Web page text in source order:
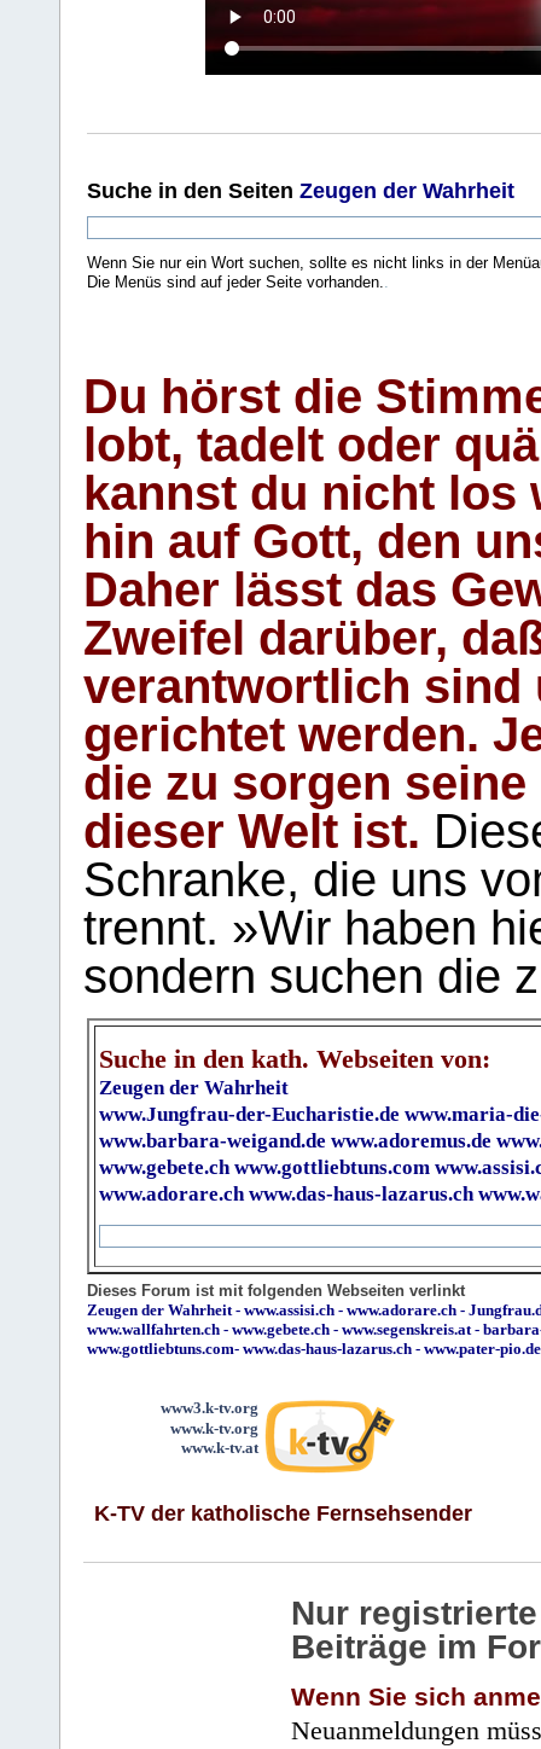
Suche in den Seiten Zeugen der Wahrheit
Wenn Sie nur ein Wort suchen, sollte es nicht links in der
Die Menüs sind auf jeder Seite vorhanden..
Du hörst die
lobt, tadelt oder
kannst du nicht los
hin auf Gott, den
Daher lässt das
Zweifel darüber,
verantwortlich sind
gerichtet werden.
die zu sorgen
dieser Welt ist.
Schranke, die uns
trennt. »Wir haben
sondern suchen die
Suche in den kath. Webseiten von:
Zeugen der Wahrheit
www.Jungfrau-der-Eucharistie.de www.maria-
www.barbara-weigand.de www.adoremus.de
www.gebete.ch www.gottliebtuns.com
www.adorare.ch www.das-haus-lazarus.ch
Dieses Forum ist mit folgenden Webseiten verlinkt
Zeugen der Wahrheit- www.assisi.ch - www.adorare.ch -
www.wallfahrten.ch - www.gebete.ch - www.segenskreis.at-
www.gottliebtuns.com- www.das-haus-lazarus.ch - www.pater-pio.de
www3.k-tv.org
www.k-tv.org
www.k-tv.at
K-TV der katholische Fernsehsender
Nur
Beiträge im
Wenn Sie sich
Neuanmeldungen